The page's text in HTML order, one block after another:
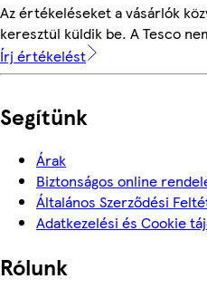
Az értékeléseket a vásárlók
keresztül küldik be. A Tesco
Írj értékelést
Segítünk
Árak
Biztonságos online
Általános Szerződési
Adatkezelési és Cookie
Rólunk